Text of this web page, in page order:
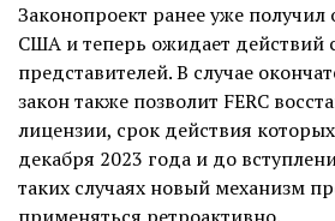
Законопроект ранее уже получил
США и теперь ожидает действий
представителей. В случае
закон также позволит FERC
лицензии, срок действия
декабря 2023 года и до
таких случаях новый механизм